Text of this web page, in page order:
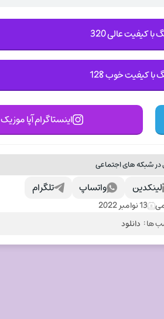
کیفیت عالی 320
با کیفیت خوب 128
اینستاگرام آپا موزیک
در شبکه های اجتماعی
تلگرام واتساپ لینکدین
13 نوامبر 2022
ها : دانلود